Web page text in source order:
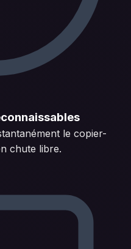
le copier-
chute libre.